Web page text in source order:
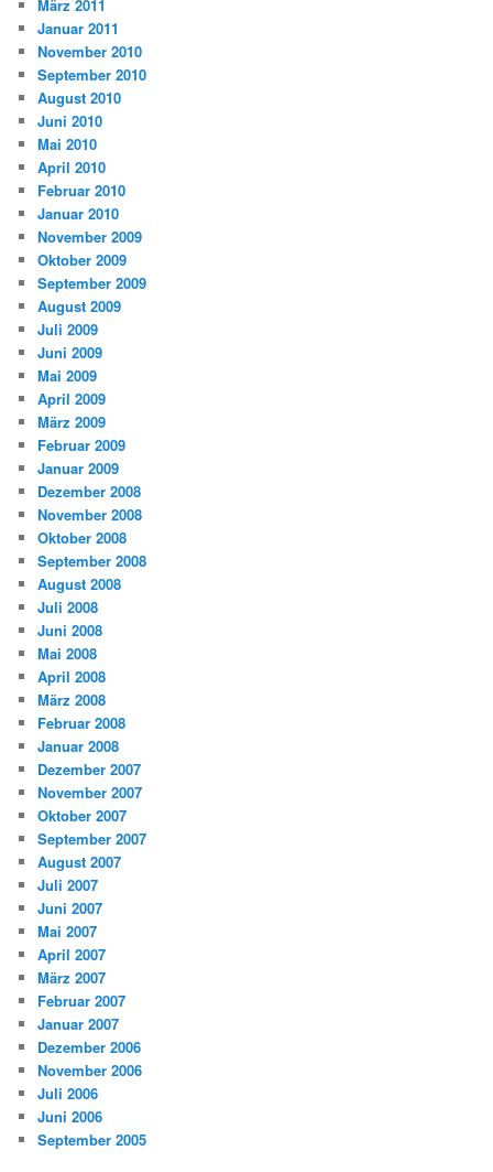
März 2011
Januar 2011
November 2010
September 2010
August 2010
Juni 2010
Mai 2010
April 2010
Februar 2010
Januar 2010
November 2009
Oktober 2009
September 2009
August 2009
Juli 2009
Juni 2009
Mai 2009
April 2009
März 2009
Februar 2009
Januar 2009
Dezember 2008
November 2008
Oktober 2008
September 2008
August 2008
Juli 2008
Juni 2008
Mai 2008
April 2008
März 2008
Februar 2008
Januar 2008
Dezember 2007
November 2007
Oktober 2007
September 2007
August 2007
Juli 2007
Juni 2007
Mai 2007
April 2007
März 2007
Februar 2007
Januar 2007
Dezember 2006
November 2006
Juli 2006
Juni 2006
September 2005